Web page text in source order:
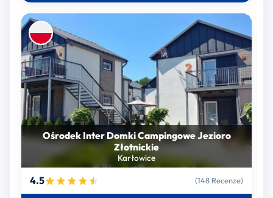
Ośrodek Inter Domki Campingowe Jezioro
Złotnickie
Karłowice
4.5 (148 Recenze)